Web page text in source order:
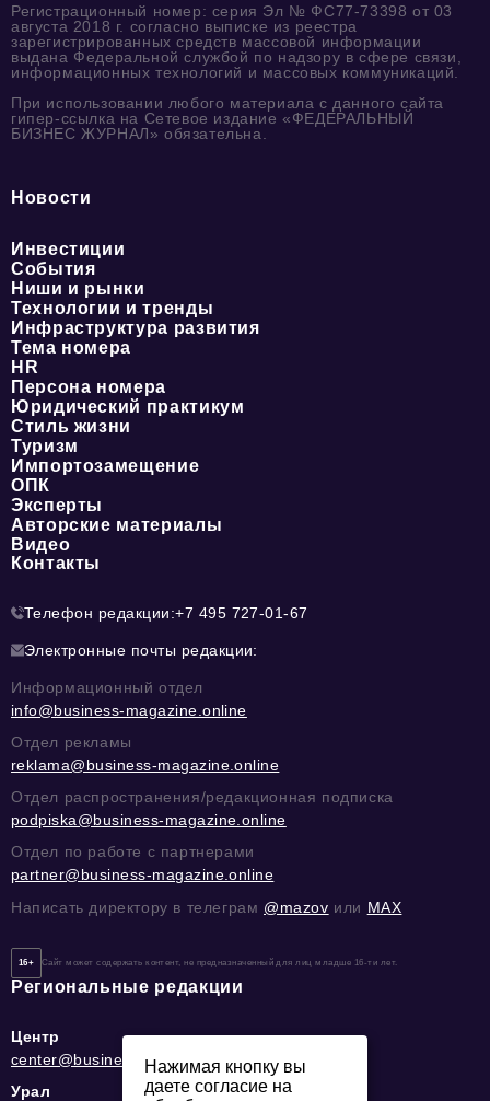
Регистрационный номер: серия Эл № ФС77-73398 от 03
августа 2018 г. согласно выписке из реестра
зарегистрированных средств массовой информации
выдана Федеральной службой по надзору в сфере связи,
информационных технологий и массовых коммуникаций.
При использовании любого материала с данного сайта
гипер-ссылка на Сетевое издание «ФЕДЕРАЛЬНЫЙ
БИЗНЕС ЖУРНАЛ» обязательна.
Новости
Инвестиции
События
Ниши и рынки
Технологии и тренды
Инфраструктура развития
Тема номера
HR
Персона номера
Юридический практикум
Стиль жизни
Туризм
Импортозамещение
ОПК
Эксперты
Авторские материалы
Видео
Контакты
Телефон редакции:+7 495 727-01-67
Электронные почты редакции:
Информационный отдел
info@business-magazine.online
Отдел рекламы
reklama@business-magazine.online
Отдел распространения/редакционная подписка
podpiska@business-magazine.online
Отдел по работе с партнерами
partner@business-magazine.online
Написать директору в телеграм @mazov или MAX
16+ Сайт может содержать контент, не предназначенный для лиц младше 16-ти лет.
Региональные редакции
Центр
center@business-magazine.online
Урал
Нажимая кнопку вы
даете согласие на